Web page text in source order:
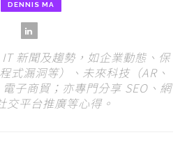
DENNIS MA
新聞及趨勢，如企業動態、保
式漏洞等）、未來科技（AR、
子商貿；亦專門分享 SEO、網
交平台推廣等心得。